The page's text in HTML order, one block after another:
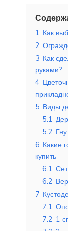
1 Как
2
3 Как
руками?
4
5 Виды
5.1
5.2
6 Какие
купить
6.1
6.2
7
7.1
7.2 1